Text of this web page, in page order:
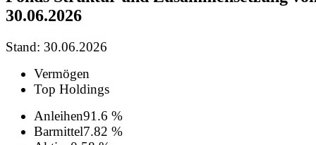
30.06.2026
Stand: 30.06.2026
Vermögen
Top Holdings
Anleihen91.6 %
Barmittel7.82 %